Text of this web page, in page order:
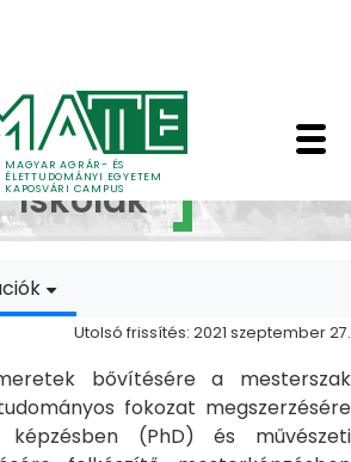
MAGYAR AGRÁR- ÉS
ÉLETTUDOMÁNYI EGYETEM
KAPOSVÁRI CAMPUS
-
Doktori
Iskolák
Utolsó frissítés: 2021 szeptember 27.
bővítésére a mesterszak
fokozat megszerzésére
(PhD) és művészeti